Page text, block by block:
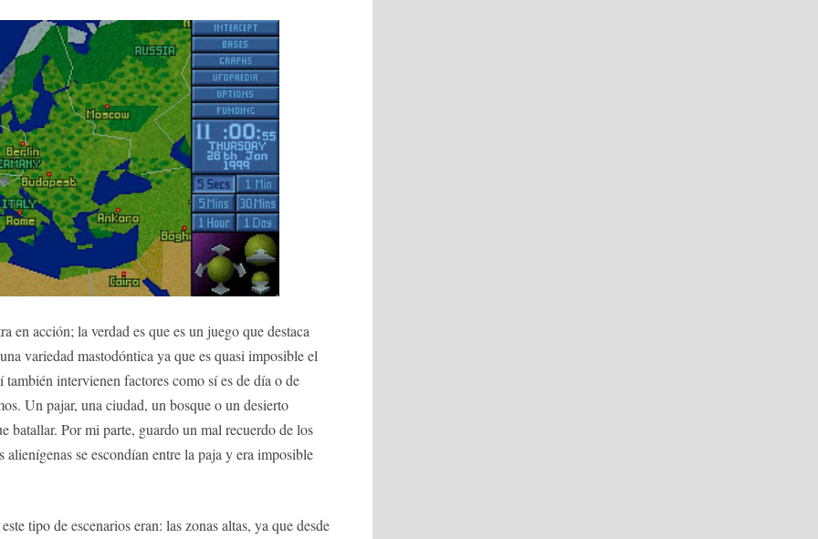
en acción; la verdad es que es un juego que destaca
variedad mastodóntica ya que es quasi imposible el
intervienen factores como sí es de día o de
Un pajar, una ciudad, un bosque o un desierto
batallar. Por mi parte, guardo un mal recuerdo de los
se escondían entre la paja y era imposible
tipo de escenarios eran: las zonas altas, ya que desde